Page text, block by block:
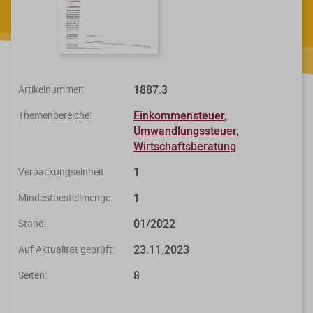
Steuerberatungsverträge
Formulare
Fundierte Informationen und
Fachinhalte rund um Steuerrecht und
Kanzleipraxis.
Seminar-Pakete
Ausbildungsbegleitung
Live-Onlineveranstaltungen mit
Interaktion und nachträglichem
Zugriff auf Aufzeichnungen.
Einkommensteuererklärung
Prüfungsvorbereitung
Steuern
Erbschaftsteuer / Schenkungsteuer
Gewerbesteuer
Körperschaft- / Umwandlungsteuer
Lohnsteuer
Artikelnummer: 1887.3
Themenbereiche: Einkommensteuer,
Umwandlungssteuer,
Wirtschaftsberatung
Verpackungseinheit: 1
Mindestbestellmenge: 1
Stand: 01/2022
Auf Aktualität geprüft: 23.11.2023
Seiten: 8